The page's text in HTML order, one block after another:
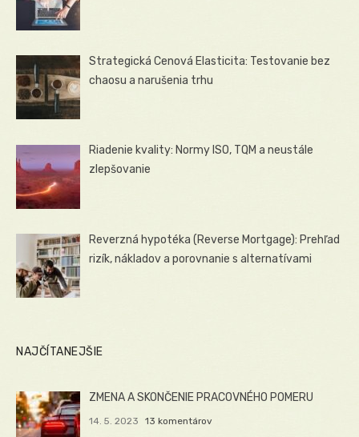
Strategická Cenová Elasticita: Testovanie bez
chaosu a narušenia trhu
Riadenie kvality: Normy ISO, TQM a neustále
zlepšovanie
Reverzná hypotéka (Reverse Mortgage): Prehľad
rizík, nákladov a porovnanie s alternatívami
NAJČÍTANEJŠIE
ZMENA A SKONČENIE PRACOVNÉHO POMERU
14. 5. 2023 13 komentárov